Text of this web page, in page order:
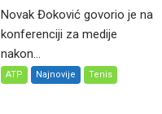
Novak Đoković govorio je na
konferenciji za medije
nakon...
ATP Najnovije Tenis